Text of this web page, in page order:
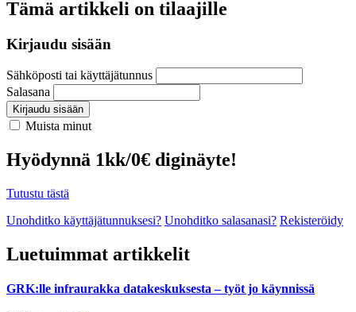
Tämä artikkeli on tilaajille
Kirjaudu sisään
Sähköposti tai käyttäjätunnus
Salasana
Kirjaudu sisään
Muista minut
Hyödynnä 1kk/0€ diginäyte!
Tutustu tästä
Unohditko käyttäjätunnuksesi? Unohditko salasanasi? Rekisteröidy
Luetuimmat artikkelit
GRK:lle infraurakka datakeskuksesta – työt jo käynnissä